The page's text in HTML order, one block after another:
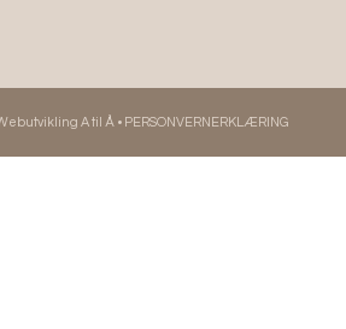
A til Å • PERSONVERNERKLÆRING